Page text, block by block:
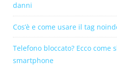
danni
Cos’è e come usare il tag
Telefono bloccato? Ecco come
smartphone